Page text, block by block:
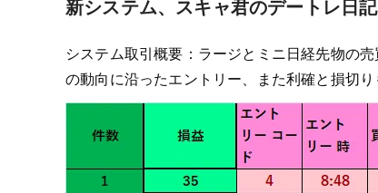
新システム、スキャ君のデートレ日記
システム取引概要：ラージとミニ日経先物の
の動向に沿ったエントリー、また利確と損切